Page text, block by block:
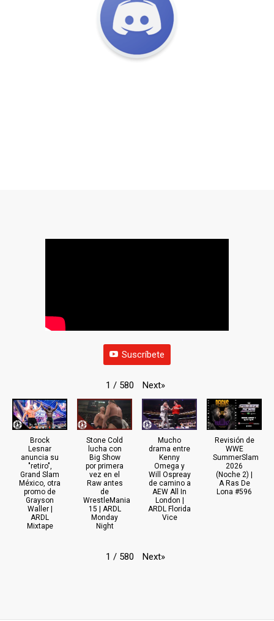
Suscríbete
1 / 580 Next»
Brock
Lesnar
anuncia su
"retiro",
Grand Slam
México, otra
promo de
Grayson
Waller |
ARDL
Mixtape
Stone Cold
lucha con
Big Show
por primera
vez en el
Raw antes
de
WrestleMania
15 | ARDL
Monday
Night
Mucho
drama entre
Kenny
Omega y
Will Ospreay
de camino a
AEW All In
London |
ARDL Florida
Vice
Revisión de
WWE
SummerSlam
2026
(Noche 2) |
A Ras De
Lona #596
1 / 580 Next»